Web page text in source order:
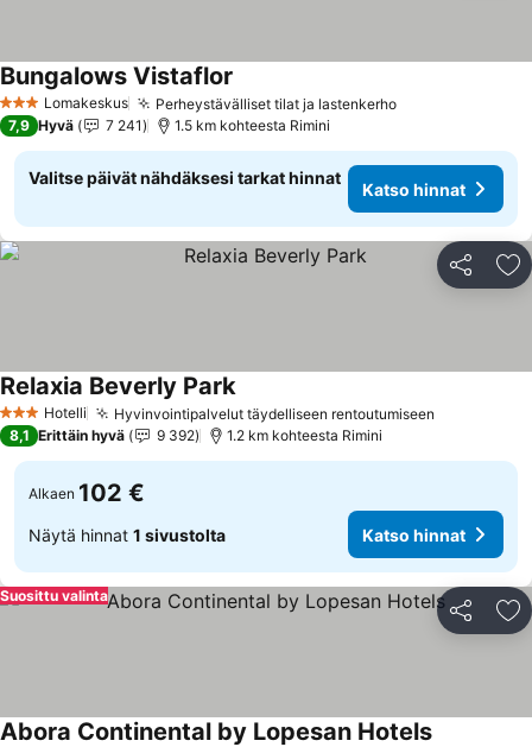
3 Tähtiluokitus
Lomakeskus Perheystävälliset tilat ja lastenkerho
Bungalows Vistaflor
7,9 Hyvä 7 241 1.5 km kohteesta Rimini
Valitse päivät nähdäksesi tarkat hinnat
Katso hinnat
Jaa
3 Tähtiluokitus
Hotelli Hyvinvointipalvelut täydelliseen rentoutumiseen
Relaxia Beverly Park
8,1 Erittäin hyvä 9 392 1.2 km kohteesta Rimini
Alkaen 102 €
Näytä hinnat 1 sivustolta Katso hinnat
Jaa
Suosittu valinta
Abora Continental by Lopesan Hotels